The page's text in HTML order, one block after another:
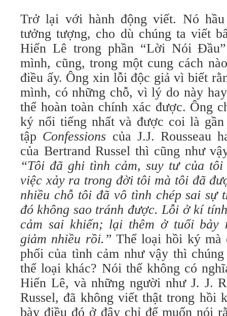
Trở lại với hành động viết. Nó
tưởng tượng, cho dù chúng ta viết
Hiến Lê trong phần “Lời Nói
mình, cũng, trong một cung cách
điều ấy. Ông xin lỗi độc giả vì biết
mình, có những chỗ, vì lý do này
thể hoàn toàn chính xác được. Ông
ký nổi tiếng nhất và được coi là
tập Confessions của J.J. Rousseau
của Bertrand Russel thì cũng như
“Tôi đã ghi tình cảm, suy tư của
việc xảy ra trong đời tôi mà tôi đã
nhiều chỗ tôi đã vô tình chép sai sự
đó không sao tránh được. Lỗi ở kí
cảm sai khiến; lại thêm ở tuổi bảy
giảm nhiều rồi.” Thể loại hồi ký mà
phối của tình cảm như vậy thì
thể loại khác? Nói thế không có
Hiến Lê, và những người như J. J.
Russel, đã không viết thật trong hồi
bày điều đó ở đây chỉ để muốn nói